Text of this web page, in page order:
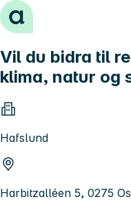
Hopp til innhold
Vil du bidra til
klima, natur og
Hafslund
Harbitzalléen 5, 0275